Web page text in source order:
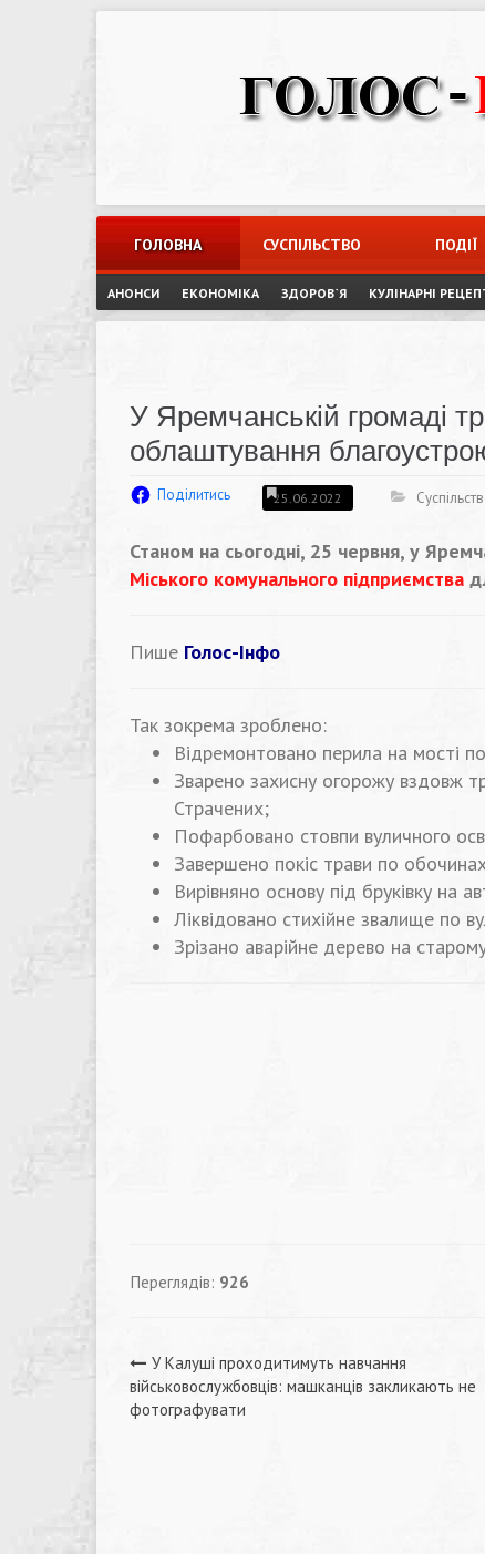
ГОЛОВНА СУСПІЛЬСТВО ПОДІЇ
АНОНСИ ЕКОНОМІКА ЗДОРОВ`Я КУЛІНАРНІ
У Яремчанській громаді
облаштування
Поділитись 25.06.2022
Станом на сьогодні, 25 червня, у
Міського комунального підприємства
Пише Голос-Інфо
Так зокрема зроблено:
Відремонтовано перила на мості
Зварено захисну огорожу вздовж
Страчених;
Пофарбовано стовпи вуличного
Завершено покіс трави по
Вирівняно основу під бруківку на
Ліквідовано стихійне звалище по
Зрізано аварійне дерево на
Переглядів: 926
Навігація
записів
У Калуші проходитимуть навчання
військовослужбовців: машканців закликають не
фотографувати